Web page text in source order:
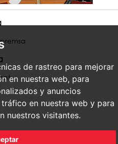
de rastreo para mejorar
en nuestra web, para
y anuncios
en nuestra web y para
nuestros visitantes.